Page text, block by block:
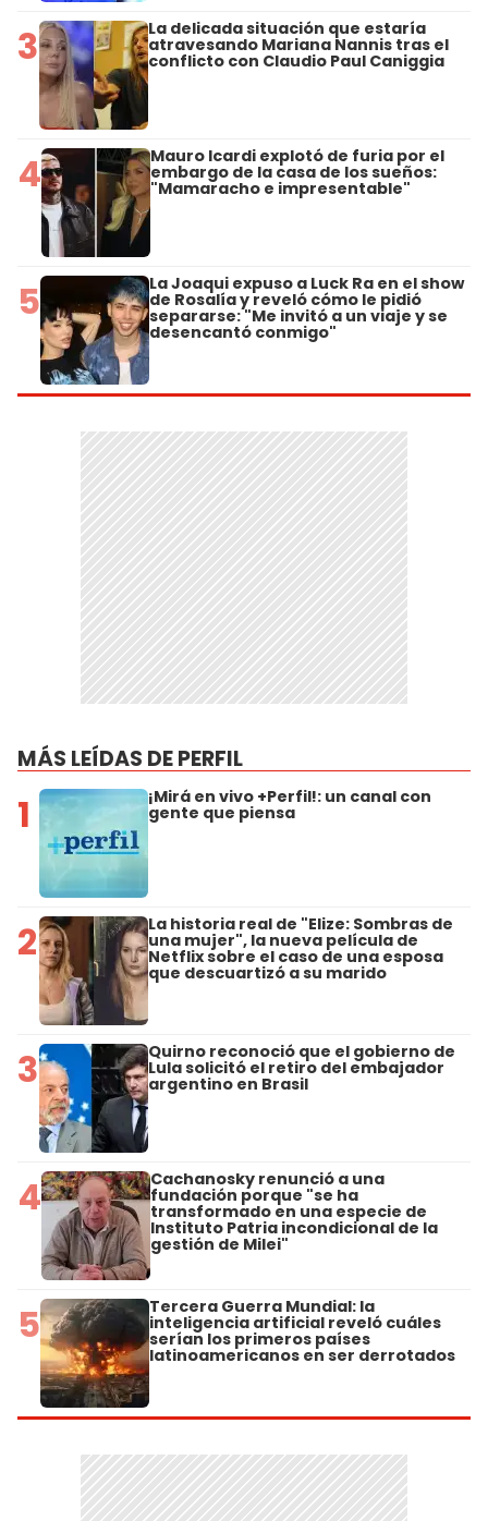
3 La delicada situación que estaría
atravesando Mariana Nannis tras el
conflicto con Claudio Paul Caniggia
4 Mauro Icardi explotó de furia por el
embargo de la casa de los sueños:
"Mamaracho e impresentable"
5 La Joaqui expuso a Luck Ra en el show
de Rosalía y reveló cómo le pidió
separarse: "Me invitó a un viaje y se
desencantó conmigo"
MÁS LEÍDAS DE PERFIL
1 ¡Mirá en vivo +Perfil!: un canal con
gente que piensa
2 La historia real de "Elize: Sombras de
una mujer", la nueva película de
Netflix sobre el caso de una esposa
que descuartizó a su marido
3 Quirno reconoció que el gobierno de
Lula solicitó el retiro del embajador
argentino en Brasil
4 Cachanosky renunció a una
fundación porque "se ha
transformado en una especie de
Instituto Patria incondicional de la
gestión de Milei"
5 Tercera Guerra Mundial: la
inteligencia artificial reveló cuáles
serían los primeros países
latinoamericanos en ser derrotados